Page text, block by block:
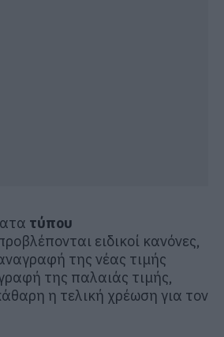
τύπου
ειδικοί κανόνες,
της νέας τιμής
της παλαιάς τιμής,
η τελική χρέωση για τον